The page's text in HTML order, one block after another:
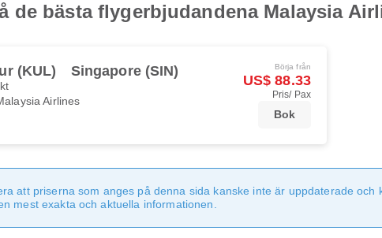
de bästa flygerbjudandena Malaysia
(KUL) Singapore (SIN)
Airlines
Börja från
US$ 88.33
Pris/ Pax
Bok
att priserna som anges på denna sida kanske inte är uppdaterade
mest exakta och aktuella informationen.